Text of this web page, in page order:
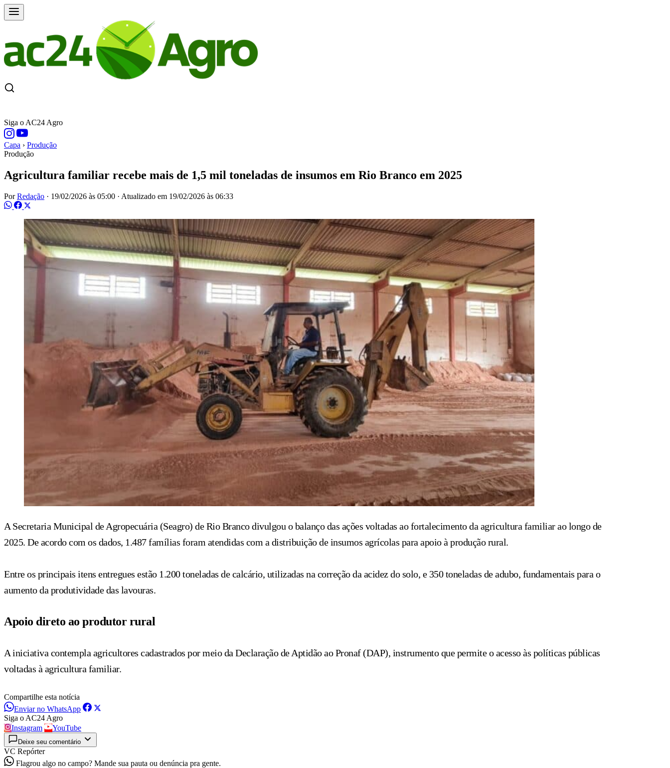
Siga o AC24 Agro
Capa › Produção
Produção
Agricultura familiar recebe mais de 1,5 mil toneladas de insumos em Rio Branco em 2025
PorRedação · 19/02/2026 às 05:00 · Atualizado em 19/02/2026 às 06:33
A Secretaria Municipal de Agropecuária (Seagro) de Rio Branco divulgou o balanço das ações voltadas ao fortalecimento da agricultura familiar ao longo de
2025. De acordo com os dados, 1.487 famílias foram atendidas com a distribuição de insumos agrícolas para apoio à produção rural.
Entre os principais itens entregues estão 1.200 toneladas de calcário, utilizadas na correção da acidez do solo, e 350 toneladas de adubo, fundamentais para o
aumento da produtividade das lavouras.
Apoio direto ao produtor rural
A iniciativa contempla agricultores cadastrados por meio da Declaração de Aptidão ao Pronaf (DAP), instrumento que permite o acesso às políticas públicas
voltadas à agricultura familiar.
Compartilhe esta notícia
Enviar no WhatsApp
Siga o AC24 Agro
Instagram
YouTube
Deixe seu comentário
VC Repórter
Flagrou algo no campo? Mande sua pauta ou denúncia pra gente.